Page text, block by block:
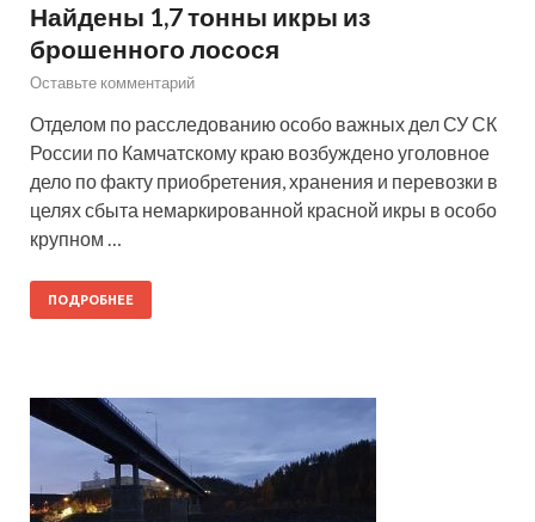
Найдены 1,7 тонны икры из
брошенного лосося
Оставьте комментарий
Отделом по расследованию особо важных дел СУ СК
России по Камчатскому краю возбуждено уголовное
дело по факту приобретения, хранения и перевозки в
целях сбыта немаркированной красной икры в особо
крупном …
ПОДРОБНЕЕ